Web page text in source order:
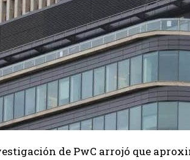
de PwC arrojó que